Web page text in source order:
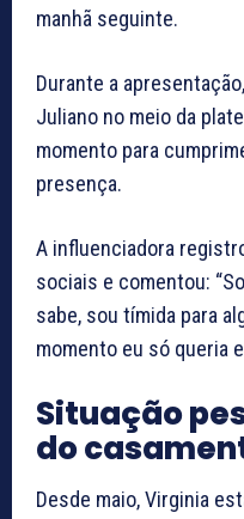
manhã seguinte.
Durante a
Juliano no meio da
momento para
presença.
A influenciadora
sociais e comentou:
sabe, sou tímida para
momento eu só queria
Situação
do
Desde maio, Virginia